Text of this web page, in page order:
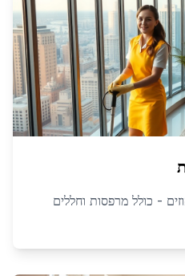
- כולל מרפסות וחללים